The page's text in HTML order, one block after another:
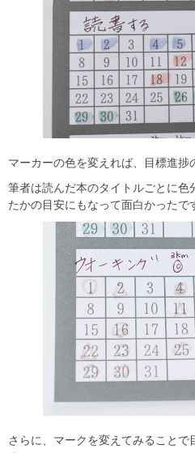
マーカーの色を変えれば、目標進
筆者は読んだ本のタイトルごとに色
たかの目安にもなって面白かったで
さらに、マークを変えてみることで